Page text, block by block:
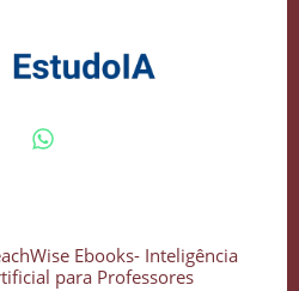
Ebooks- Inteligência
para Professores